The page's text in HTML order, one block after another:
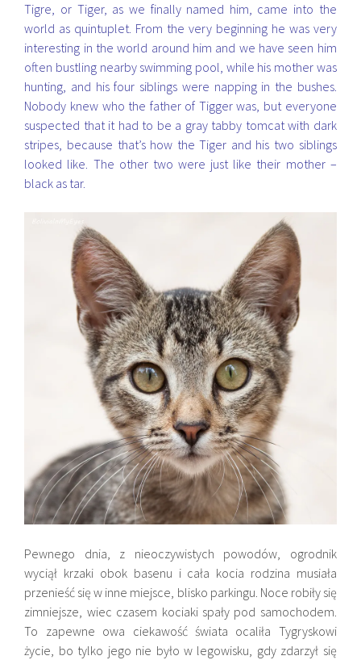
Tigre, or Tiger, as we finally named him, came into the
world as quintuplet. From the very beginning he was very
interesting in the world around him and we have seen him
often bustling nearby swimming pool, while his mother was
hunting, and his four siblings were napping in the bushes.
Nobody knew who the father of Tigger was, but everyone
suspected that it had to be a gray tabby tomcat with dark
stripes, because that’s how the Tiger and his two siblings
looked like. The other two were just like their mother –
black as tar.
Pewnego dnia, z nieoczywistych powodów, ogrodnik
wyciął krzaki obok basenu i cała kocia rodzina musiała
przenieść się w inne miejsce, blisko parkingu. Noce robiły się
zimniejsze, wiec czasem kociaki spały pod samochodem.
To zapewne owa ciekawość świata ocaliła Tygryskowi
życie, bo tylko jego nie było w legowisku, gdy zdarzył się